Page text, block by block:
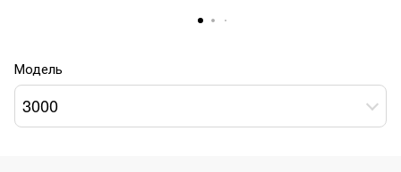
Модель
3000